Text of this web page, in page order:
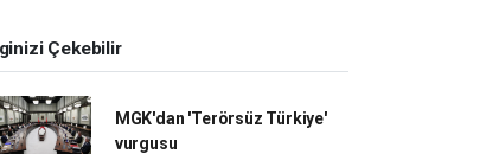
Çekebilir
MGK'dan 'Terörsüz Türkiye'
vurgusu